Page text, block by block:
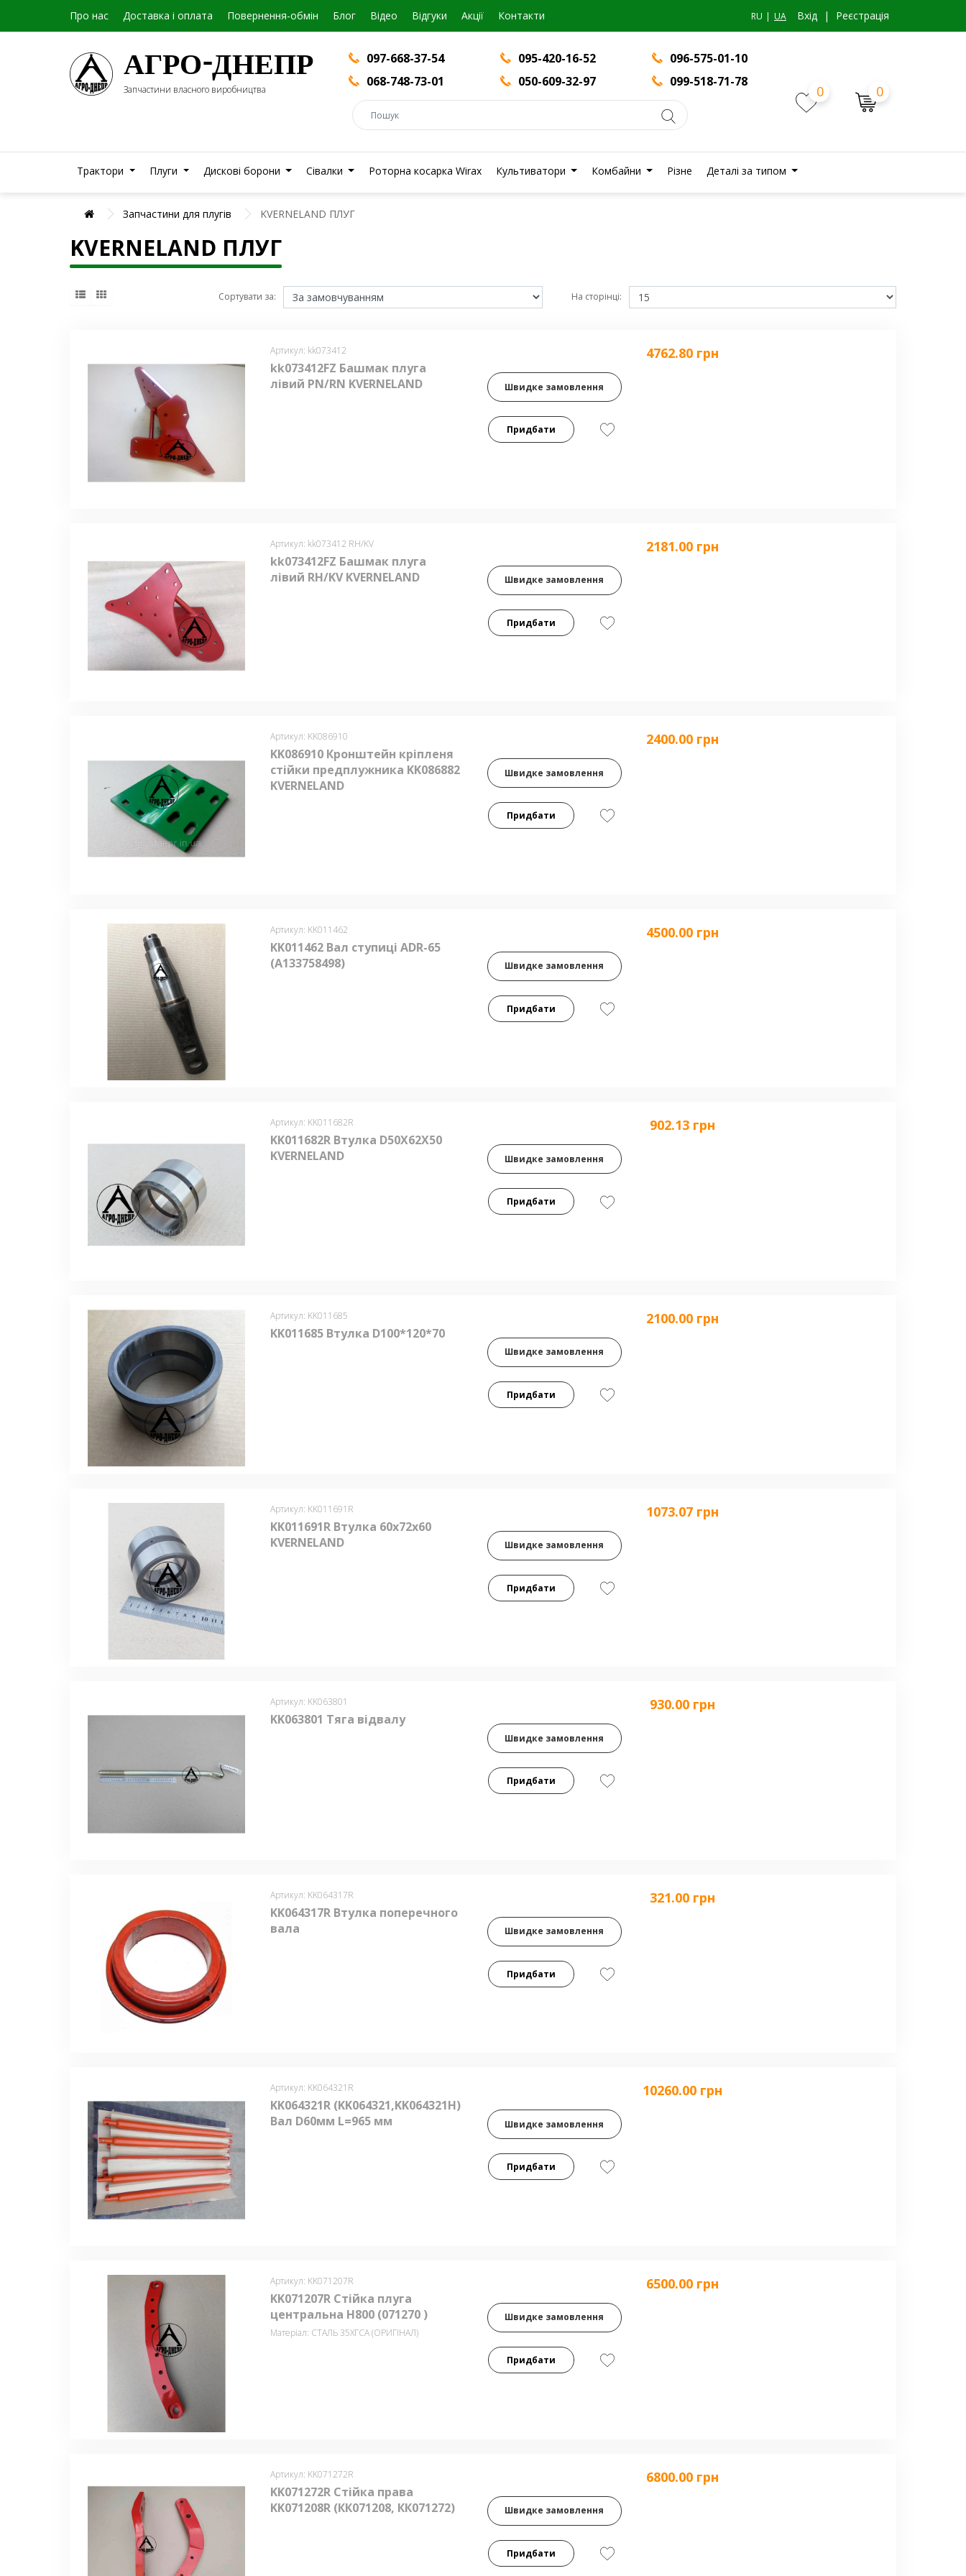
Про нас Доставка і оплата Повернення-обмін Блог Вiдео Відгуки Акції Контакти RU UA Вхiд | Реєстрація
АГРО-ДНЕПР
Запчастини власного виробництва
097-668-37-54 095-420-16-52
096-575-01-10
068-748-73-01
050-609-32-97 099-518-71-78
0 0
Трактори Плуги Дискові борони Сівалки Роторна косарка Wirax Культиватори Комбайни Різне Деталі за типом
Запчастини для плугів KVERNELAND ПЛУГ
KVERNELAND ПЛУГ
Сортувати за: На сторінці:
Артикул: kk073412
kk073412FZ Башмак плуга
лівий PN/RN KVERNELAND
4762.80 грн
Швидке замовлення
Придбати
Артикул: kk073412 RH/KV
kk073412FZ Башмак плуга
лівий RH/KV KVERNELAND
2181.00 грн
Швидке замовлення
Придбати
Артикул: KK086910
KK086910 Кронштейн кріпленя
стійки предплужника KK086882
KVERNELAND
2400.00 грн
Швидке замовлення
Придбати
Артикул: KK011462
KK011462 Вал ступиці ADR-65
(A133758498)
4500.00 грн
Швидке замовлення
Придбати
Артикул: KK011682R
KK011682R Втулка D50X62X50
KVERNELAND
902.13 грн
Швидке замовлення
Придбати
Артикул: KK011685
KK011685 Втулка D100*120*70
2100.00 грн
Швидке замовлення
Придбати
Артикул: KK011691R
KK011691R Втулка 60х72х60
KVERNELAND
1073.07 грн
Швидке замовлення
Придбати
Артикул: KK063801
KK063801 Тяга відвалу
930.00 грн
Швидке замовлення
Придбати
Артикул: KK064317R
KK064317R Втулка поперечного
вала
321.00 грн
Швидке замовлення
Придбати
Артикул: KK064321R
KK064321R (KK064321,KK064321H)
Вал D60мм L=965 мм
10260.00 грн
Швидке замовлення
Придбати
Артикул: KK071207R
KK071207R Стійка плуга
центральна Н800 (071270 )
Матеріал: СТАЛЬ 35ХГСА (ОРИГІНАЛ)
6500.00 грн
Швидке замовлення
Придбати
Артикул: KK071272R
KK071272R Стійка права
KK071208R (КК071208, КК071272)
6800.00 грн
Швидке замовлення
Придбати